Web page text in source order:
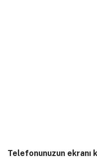
Telefonunuzun ekranı